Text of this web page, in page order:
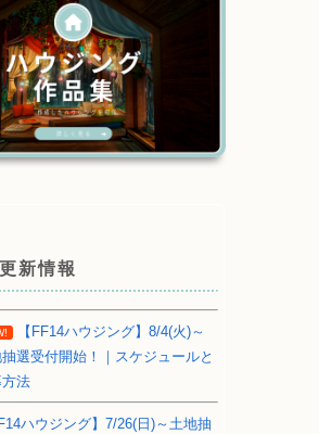
更新情報
【FF14ハウジング】8/4(火)～
選受付開始！｜スケジュールと
法
ハウジング】7/26(日)～土地抽